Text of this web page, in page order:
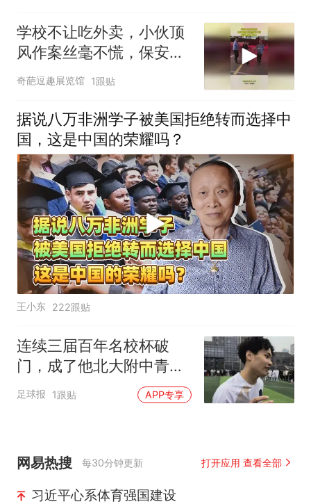
学校不让吃外卖，小伙顶
风作案丝毫不慌，保安里
外不是人！
奇葩逗趣展览馆 1跟贴
据说八万非洲学子被美国拒绝转而选择中
国，这是中国的荣耀吗？
王小东 222跟贴
连续三届百年名校杯破
门，成了他北大附中青春
岁月的最独特注脚
足球报 1跟贴 APP专享
网易热搜 每30分钟更新 打开应用 查看全部
习近平心系体育强国建设